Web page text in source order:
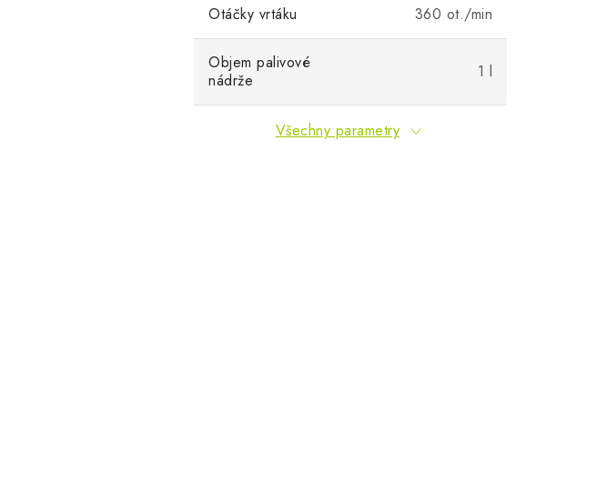
Otáčky vrtáku 360 ot./min
Objem palivové
nádrže
1 l
Všechny parametry